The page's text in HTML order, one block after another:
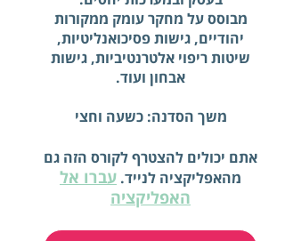
מבוסס על מחקר עומק ממקורות
יהודיים, גישות פסיכואנליטיות,
שיטות ריפוי אלטרנטיביות, גישות
משך הסדנה: כשעה וחצי
אתם יכולים להצטרף לקורס הזה גם
מהאפליקציה לנייד. עברו אל
האפליקציה